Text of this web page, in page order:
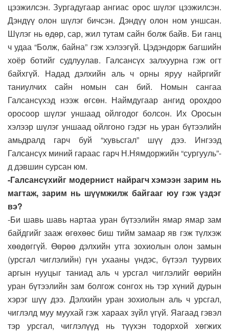
цээжилсэн. Зургадугаар ангиас орос шүлэг цээжилсэн.
Дэндүү олон шүлэг бичсэн. Дэндүү олон ном уншсан.
Шүлэг нь өдөр, сар, жил тутам сайн болж байв. Би ганц
ч удаа “Болж, байна” гэж хэлээгүй. Цэдэндорж багшийн
хоёр ботийг судлуулав. Галсансүх залхуурна гэж огт
байхгүй. Надад дэлхийн аль ч орны яруу найргийг
таниулчих сайн номын сан бий. Номын сангаа
Галсансүхэд нээж өгсөн. Наймдугаар ангид орохдоо
оросоор шүлэг уншаад ойлгодог болсон. Их Оросын
хэлээр шүлэг уншаад ойлгоно гэдэг нь уран бүтээлийн
амьдралд гарч буй “хувьсгал” шүү дээ. Ингээд
Галсансүх миний гараас гарч Н.Нямдоржийн “сургууль”-
д дэвшин сурсан юм.
-Галсансүхийг модернист найрагч хэмээн зарим нь
магтаж, зарим нь шүүмжилж байгааг юу гэж үздэг
вэ?
-Би шавь шавь нартаа уран бүтээлийн ямар ямар зам
байдгийг зааж өгөхөөс биш тийм замаар яв гэж түлхэж
хөөдөггүй. Өөрөө дэлхийн утга зохиолын олон замын
(урсгал чиглэлийн) гүн ухааны үндэс, бүтээл туурвих
аргын нууцыг таниад аль ч урсгал чиглэлийг өөрийн
уран бүтээлийн зам болгож сонгох нь тэр хүний дурын
хэрэг шүү дээ. Дэлхийн уран зохиолын аль ч урсгал,
чиглэлд муу муухай гэж хараах зүйл үгүй. Яагаад гэвэл
тэр урсгал, чиглэлүүд нь түүхэн тодорхой хөгжих